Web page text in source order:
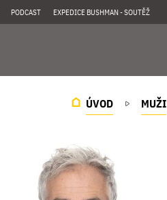
PODCAST EXPEDICE BUSHMAN - SOUTĚŽ
ÚVOD MUŽI